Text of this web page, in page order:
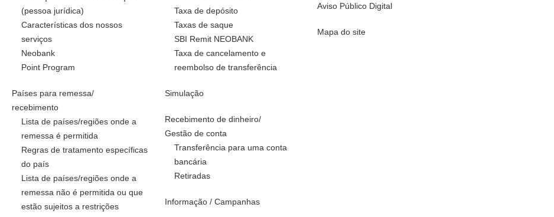
(pessoa jurídica)
Características dos nossos
serviços
Neobank
Point Program
Países para remessa/
recebimento
Lista de países/regiões onde a
remessa é permitida
Regras de tratamento específicas
do país
Lista de países/regiões onde a
remessa não é permitida ou que
estão sujeitos a restrições
Taxa de depósito
Taxas de saque
SBI Remit NEOBANK
Taxa de cancelamento e
reembolso de transferência
Simulação
Recebimento de dinheiro/
Gestão de conta
Transferência para uma conta
bancária
Retiradas
Informação / Campanhas
Aviso Público Digital
Mapa do site